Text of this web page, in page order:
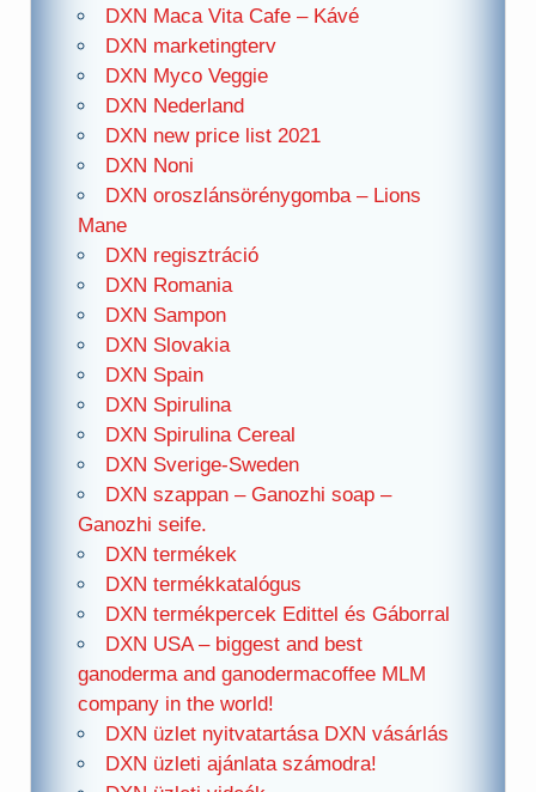
DXN Maca Vita Cafe – Kávé
DXN marketingterv
DXN Myco Veggie
DXN Nederland
DXN new price list 2021
DXN Noni
DXN oroszlánsörénygomba – Lions
Mane
DXN regisztráció
DXN Romania
DXN Sampon
DXN Slovakia
DXN Spain
DXN Spirulina
DXN Spirulina Cereal
DXN Sverige-Sweden
DXN szappan – Ganozhi soap –
Ganozhi seife.
DXN termékek
DXN termékkatalógus
DXN termékpercek Edittel és Gáborral
DXN USA – biggest and best
ganoderma and ganodermacoffee MLM
company in the world!
DXN üzlet nyitvatartása DXN vásárlás
DXN üzleti ajánlata számodra!